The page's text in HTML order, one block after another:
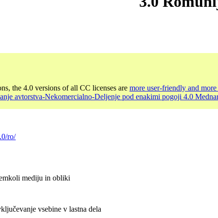
the 4.0 versions of all CC licenses are more user-friendly and
avtorstva-Nekomercialno-Deljenje pod enakimi pogoji 4.0
ro/
mediju in obliki
vsebine v lastna dela